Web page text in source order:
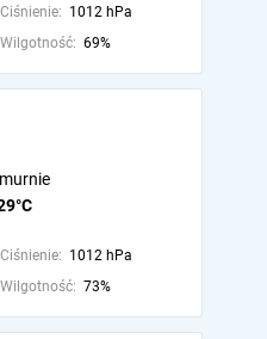
Ciśnienie: 1012 hPa
Wilgotność: 69%
Ciśnienie: 1012 hPa
Wilgotność: 73%